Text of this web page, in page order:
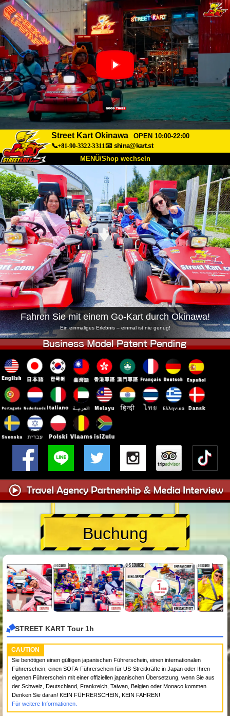
Street Kart Okinawa
OPEN 10:00-22:00
📞+81-90-3322-3311📧 shina@kart.st
MENÜ/Shop wechseln
START
Über uns Spezifikationen Preise
Anfahrt Bewertungen FAQ
Unternehmen Buchung
Shop wechseln
Tokio Shinagawa Tokio Akihabara#1
Tokio Akihabara#2 Tokio Shibuya
Tokio Shibuya Annex Tokio Bucht
Tokio Asakusa Osaka
Okinawa
Fahren Sie mit einem Go-Kart durch Okinawa!
Ein einmaliges Erlebnis – einmal ist nie genug!
Buchung
STREET KART Tour 1h
CAUTION
Sie benötigen einen gültigen japanischen Führerschein, einen internationalen
Führerschein, einen SOFA-Führerschein für US-Streitkräfte in Japan oder Ihren
eigenen Führerschein mit einer offiziellen japanischen Übersetzung, wenn Sie aus
der Schweiz, Deutschland, Frankreich, Taiwan, Belgien oder Monaco kommen.
Denken Sie daran! KEIN FÜHRERSCHEIN, KEIN FAHREN!
Für weitere Informationen.